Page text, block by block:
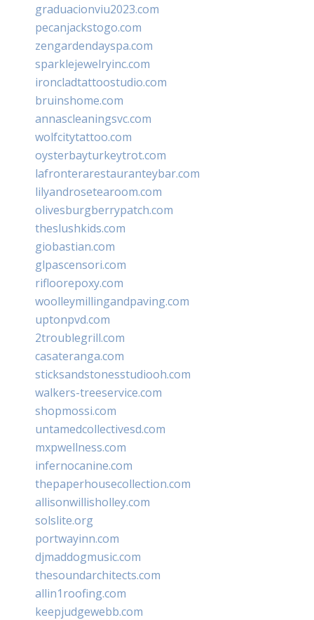
graduacionviu2023.com
pecanjackstogo.com
zengardendayspa.com
sparklejewelryinc.com
ironcladtattoostudio.com
bruinshome.com
annascleaningsvc.com
wolfcitytattoo.com
oysterbayturkeytrot.com
lafronterarestauranteybar.com
lilyandrosetearoom.com
olivesburgberrypatch.com
theslushkids.com
giobastian.com
glpascensori.com
rifloorepoxy.com
woolleymillingandpaving.com
uptonpvd.com
2troublegrill.com
casateranga.com
sticksandstonesstudiooh.com
walkers-treeservice.com
shopmossi.com
untamedcollectivesd.com
mxpwellness.com
infernocanine.com
thepaperhousecollection.com
allisonwillisholley.com
solslite.org
portwayinn.com
djmaddogmusic.com
thesoundarchitects.com
allin1roofing.com
keepjudgewebb.com